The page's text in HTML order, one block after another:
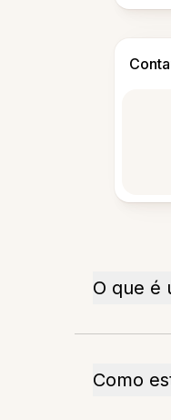
O que é
Como